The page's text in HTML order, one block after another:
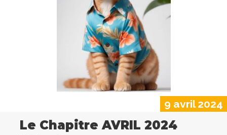
9 avril 2024
Le Chapitre AVRIL 2024